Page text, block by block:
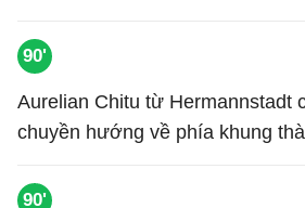
90'
Aurelian Chitu từ Hermannstadt
chuyền hướng về phía khung
90'